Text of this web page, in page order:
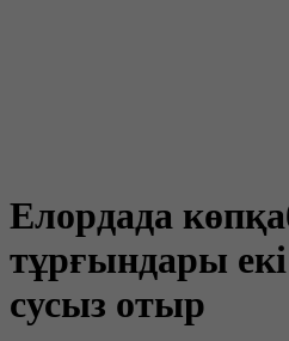
Елордада
тұрғындары
сусыз отыр